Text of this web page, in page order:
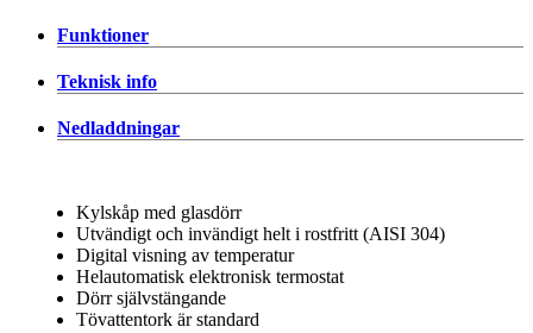
Funktioner
Teknisk info
Nedladdningar
Kylskåp med glasdörr
Utvändigt och invändigt helt i rostfritt (AISI 304)
Digital visning av temperatur
Helautomatisk elektronisk termostat
Dörr självstängande
Tövattentork är standard